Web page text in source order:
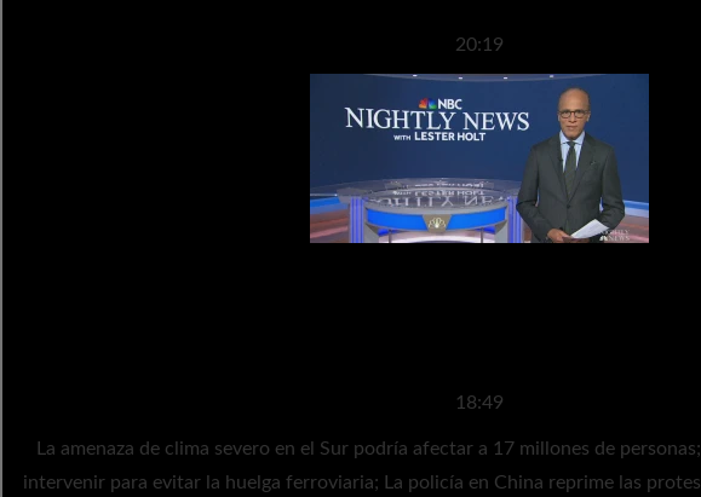
20:19
18:49
La amenaza de clima severo en el Sur podría afectar a 17 millones de personas; El Congreso se apresura a
intervenir para evitar la huelga ferroviaria; La policía en China reprime las protestas ‘cero-Covid’; y más en el